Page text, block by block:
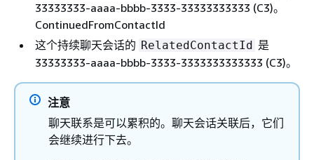
33333333-aaaa-bbbb-3333-33333333333 (C3)。
ContinuedFromContactId
这个持续聊天会话的 RelatedContactId 是
33333333-aaaa-bbbb-3333-3333333333333 (C3)。
注意
聊天联系是可以累积的。聊天会话关联后，它们
会继续进行下去。